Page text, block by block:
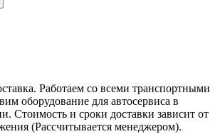
Работаем со всеми транспортными
оборудование для автосервиса в
Стоимость и сроки доставки зависит от
(Рассчитывается менеджером).